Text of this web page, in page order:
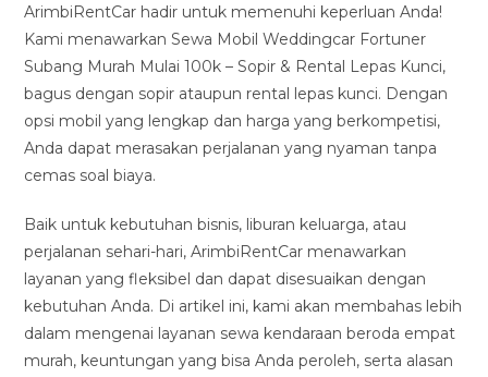
ArimbiRentCar hadir untuk memenuhi keperluan Anda!
Kami menawarkan Sewa Mobil Weddingcar Fortuner
Subang Murah Mulai 100k – Sopir & Rental Lepas Kunci,
bagus dengan sopir ataupun rental lepas kunci. Dengan
opsi mobil yang lengkap dan harga yang berkompetisi,
Anda dapat merasakan perjalanan yang nyaman tanpa
cemas soal biaya.
Baik untuk kebutuhan bisnis, liburan keluarga, atau
perjalanan sehari-hari, ArimbiRentCar menawarkan
layanan yang fleksibel dan dapat disesuaikan dengan
kebutuhan Anda. Di artikel ini, kami akan membahas lebih
dalam mengenai layanan sewa kendaraan beroda empat
murah, keuntungan yang bisa Anda peroleh, serta alasan